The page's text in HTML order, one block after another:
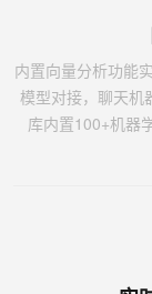
内置向量分析功能
模型对接，聊天机
库内置100+机器